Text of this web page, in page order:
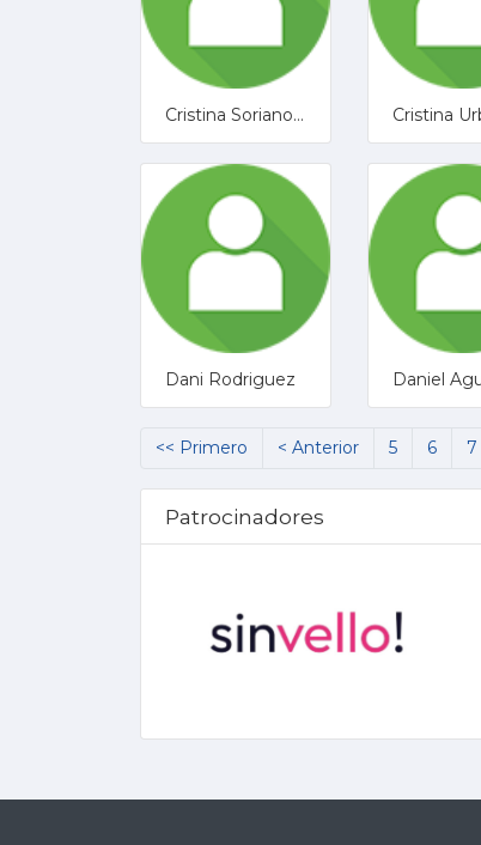
Cristina Soriano Baena
Dani Rodriguez
<< Primero < Anterior 5 6 7
Patrocinadores